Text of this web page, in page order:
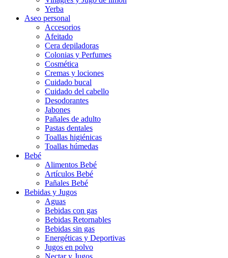
Yerba
Aseo personal
Accesorios
Afeitado
Cera depiladoras
Colonias y Perfumes
Cosmética
Cremas y lociones
Cuidado bucal
Cuidado del cabello
Desodorantes
Jabones
Pañales de adulto
Pastas dentales
Toallas higiénicas
Toallas húmedas
Bebé
Alimentos Bebé
Artículos Bebé
Pañales Bebé
Bebidas y Jugos
Aguas
Bebidas con gas
Bebidas Retornables
Bebidas sin gas
Energéticas y Deportivas
Jugos en polvo
Nectar y Jugos